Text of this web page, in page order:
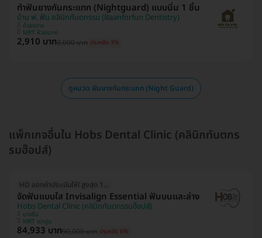
ทำฟันยางกันกระแทก (Nightguard) แบบนิ่ม 1 ชิ้น
บ้าน ฟ. ฟัน คลินิกทันตกรรม (Baanforfun Dentistry)
ห้วยขวาง
MRT ห้วยขวาง
2,910 บาท3,000 บาท ประหยัด 3%
ดูหมวด ฟันยางกันกระแทก (Night Guard)
แพ็กเกจอื่นใน Hobs Dental Clinic (คลินิกทันตกร
รมฮ๊อปส์)
HD ออกค่าประเมินให้! สูงสุด 1500 บ.
จัดฟันแบบใส Invisalign Essential ฟันบนและล่าง
Hobs Dental Clinic (คลินิกทันตกรรมฮ๊อปส์)
บางซื่อ
MRT เตาปูน
84,933 บาท90,000 บาท ประหยัด 6%